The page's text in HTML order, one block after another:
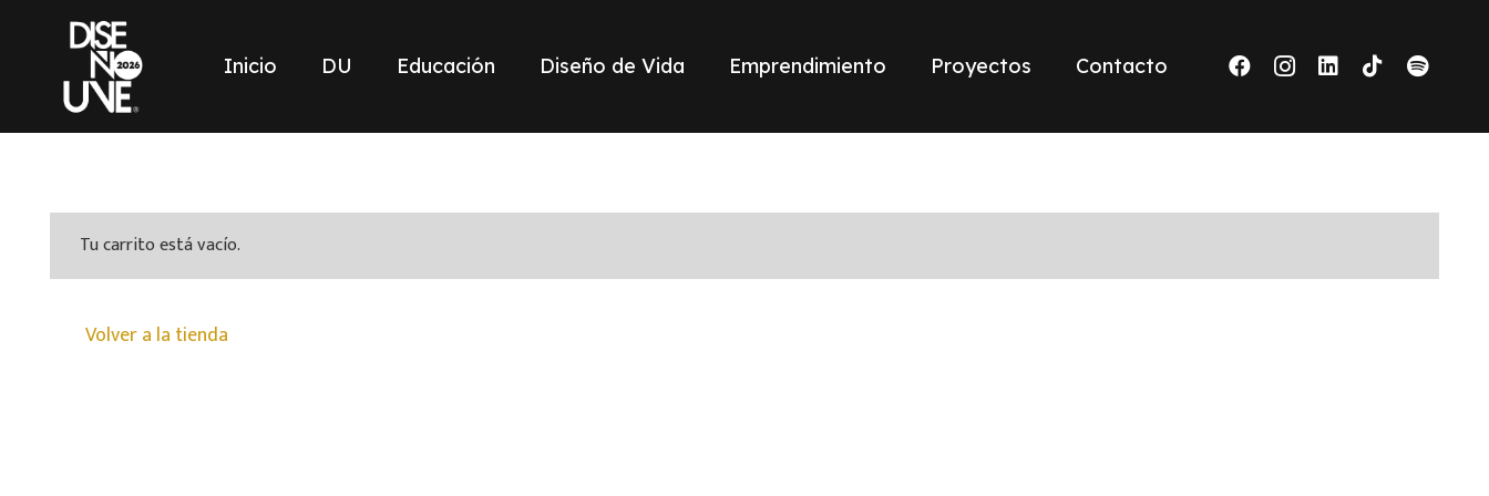
Inicio DU Educación Diseño de Vida Emprendimiento Proyectos Contacto
Tu carrito está vacío.
Volver a la tienda